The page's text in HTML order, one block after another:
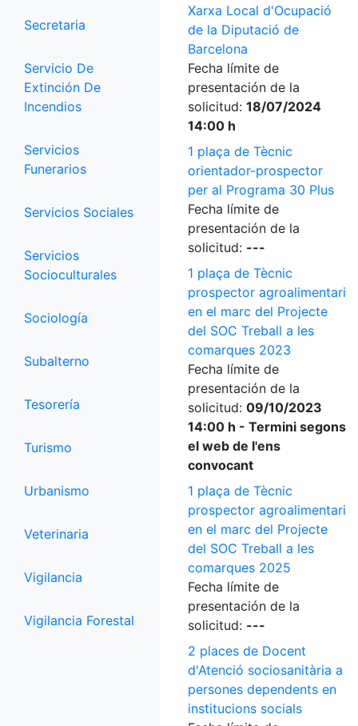
Secretaria
Servicio De
Extinción De
Incendios
Servicios
Funerarios
Servicios Sociales
Servicios
Socioculturales
Sociología
Subalterno
Tesorería
Turismo
Urbanismo
Veterinaria
Vigilancia
Vigilancia Forestal
Xarxa Local d'Ocupació
de la Diputació de
Barcelona
Fecha límite de
presentación de la
solicitud: 18/07/2024
14:00 h
1 plaça de Tècnic
orientador-prospector
per al Programa 30 Plus
Fecha límite de
presentación de la
solicitud: ---
1 plaça de Tècnic
prospector agroalimentari
en el marc del Projecte
del SOC Treball a les
comarques 2023
Fecha límite de
presentación de la
solicitud: 09/10/2023
14:00 h - Termini segons
el web de l'ens
convocant
1 plaça de Tècnic
prospector agroalimentari
en el marc del Projecte
del SOC Treball a les
comarques 2025
Fecha límite de
presentación de la
solicitud: ---
2 places de Docent
d'Atenció sociosanitària a
persones dependents en
institucions socials